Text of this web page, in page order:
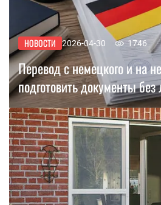
НОВОСТИ 2026-04-30 1746
Перевод с немецкого и на
подготовить документы